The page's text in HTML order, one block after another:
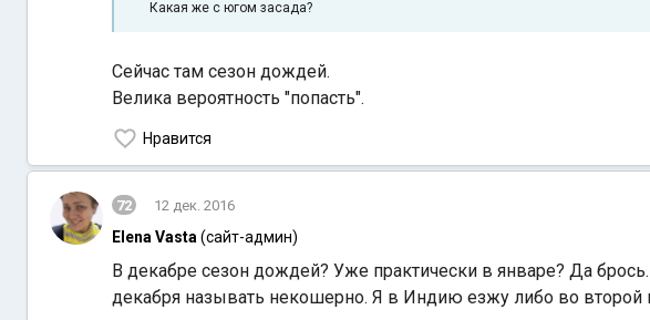
Какая же с югом засада?
Сейчас там сезон дождей.
Велика вероятность "попасть".
Нравится
72 12 дек. 2016
Elena Vasta (сайт-админ)
В декабре сезон дождей? Уже практически в январе? Да
декабря называть некошерно. Я в Индию езжу либо во второй